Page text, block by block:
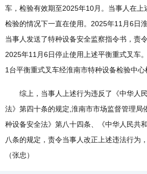
车，检验有效期至2025年10月。当事人在上
检验的情况下一直在使用。2025年11月6日
当事人发送了特种设备安全监察指令书，责
2025年11月6日停止使用上述平衡重式叉车
1台平衡重式叉车经淮南市特种设备检验中心
综上，当事人上述行为违反了《中华人
法》第四十条的规定,淮南市市场监督管理局
种设备安全法》第八十四条、《中华人民共
八条的规定，责令当事人改正上述违法行为
（张忠）